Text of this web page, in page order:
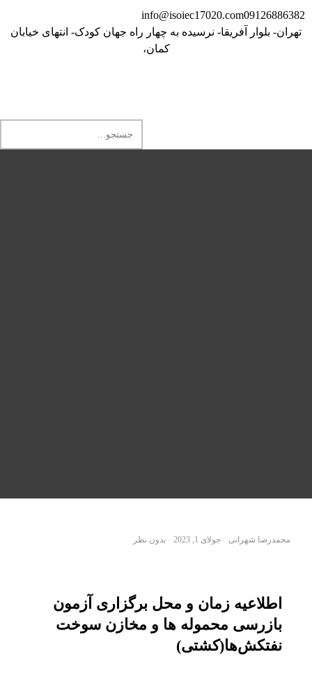
09126886382
info@isoiec17020.com
تهران- بلوار آفریقا- نرسیده به چهار راه جهان کودک- انتهای خیابان
کمان،
محمدرضا شهرانی جولای 1, 2023 بدون نظر
اطلاعیه زمان و محل برگزاری آزمون
بازرسی محموله ها و مخازن سوخت
نفتکش‌ها(کشتی)